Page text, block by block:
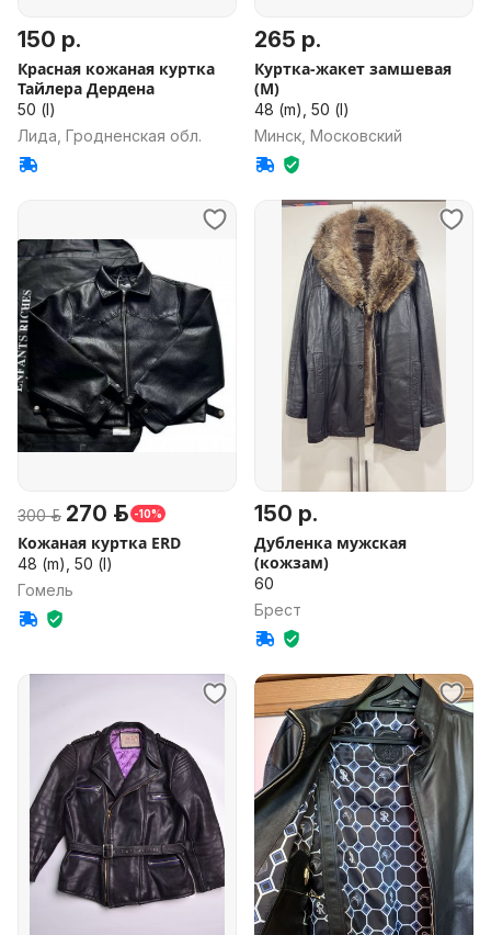
150 р.
Красная кожаная куртка
Тайлера Дердена
50 (l)
Лида, Гродненская обл.
265 р.
Куртка-жакет замшевая
(М)
48 (m), 50 (l)
Минск, Московский
300 р. 270 р. -10%
Кожаная куртка ERD
48 (m), 50 (l)
Гомель
150 р.
Дубленка мужская
(кожзам)
60
Брест